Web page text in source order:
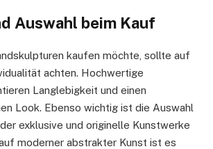
Auswahl beim Kauf
kaufen möchte, sollte auf
achten. Hochwertige
Langlebigkeit und einen
Look. Ebenso wichtig ist die Auswahl
exklusive und originelle Kunstwerke
moderner abstrakter Kunst ist es